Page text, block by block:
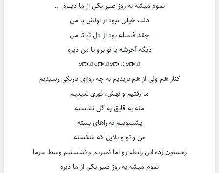
تموم میشه یه روز صبر یکی از ما دیـــره …
دلت خیلی نبود از اولش با من
چقد فاصله بود از دل تو تا من
دیگه آخرشه یا تو برو یا من دیره
♫•◘○♫•◘○♫•◘○♫•◘○
کنار هم ولی از هم بریدیم به چه روزای تاریکی رسیدیم
ما رفتیم و تهش، نوری ندیدیم
مثه یه قایق به گل نشسته
پشیمونیم ته راهای بسته
من و تو و پلایی که شکسته
زمستون زده این رابطه رو اما نمیریم و نشستیم وسط سرما
تموم میشه یه روز صبر یکی از ما دیره